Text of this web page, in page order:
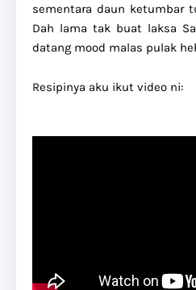
sementara daun ketumbar
Dah lama tak buat laksa
datang mood malas pulak
Resipinya aku ikut video ni: